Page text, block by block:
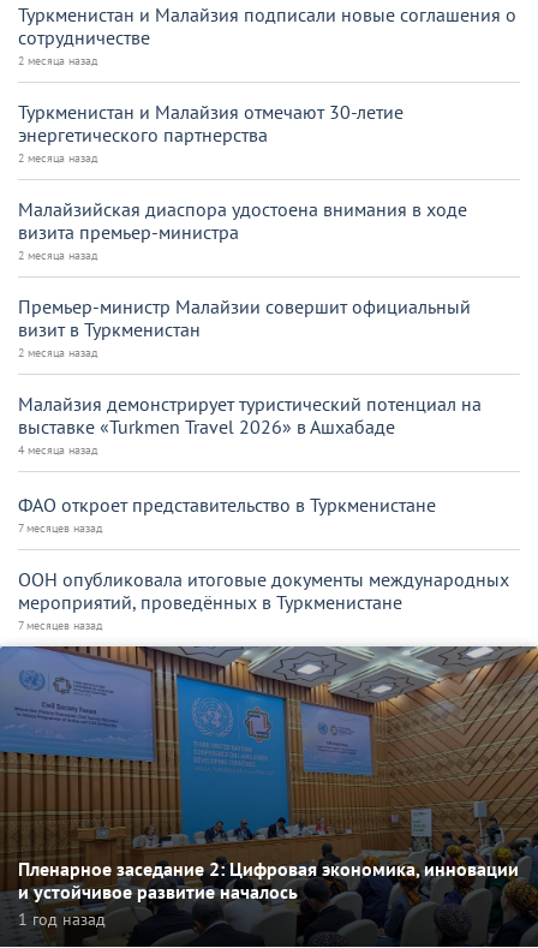
Туркменистан и Малайзия подписали новые соглашения о
сотрудничестве
2 месяца назад
Туркменистан и Малайзия отмечают 30-летие
энергетического партнерства
2 месяца назад
Малайзийская диаспора удостоена внимания в ходе
визита премьер-министра
2 месяца назад
Премьер-министр Малайзии совершит официальный
визит в Туркменистан
2 месяца назад
Малайзия демонстрирует туристический потенциал на
выставке «Turkmen Travel 2026» в Ашхабаде
4 месяца назад
ФАО откроет представительство в Туркменистане
7 месяцев назад
ООН опубликовала итоговые документы международных
мероприятий, проведённых в Туркменистане
7 месяцев назад
Пленарное заседание 2: Цифровая экономика, инновации
и устойчивое развитие началось
1 год назад